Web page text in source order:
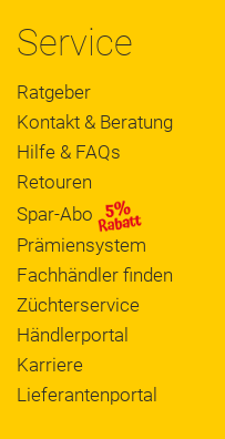
Service
Ratgeber
Kontakt & Beratung
Hilfe & FAQs
Retouren
Spar-Abo
Prämiensystem
Fachhändler finden
Züchterservice
Händlerportal
Karriere
Lieferantenportal